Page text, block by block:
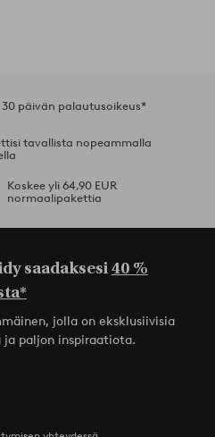
30 päivän palautusoikeus*
tavallista nopeammalla
Koskee yli 64,90 EUR
normaalipakettia
saadaksesi40 %
jolla on eksklusiivisia
paljon inspiraatiota.